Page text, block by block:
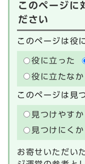
このページに
ださい
このページは役
役に立った
役に立たなか
このページは見
見つけやす
見つけにく
お寄せいただい